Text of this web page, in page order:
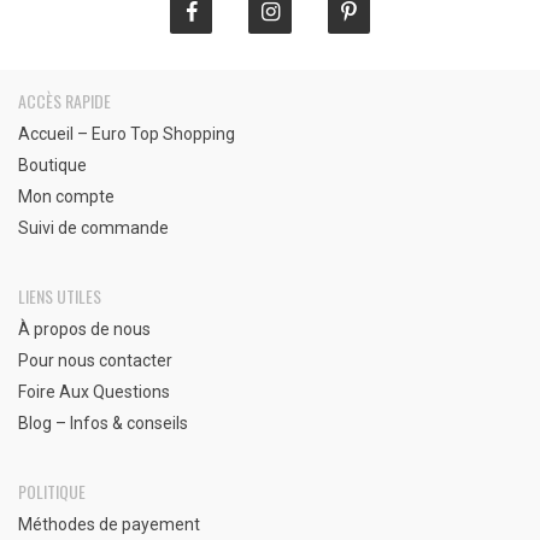
ACCÈS RAPIDE
Accueil – Euro Top Shopping
Boutique
Mon compte
Suivi de commande
LIENS UTILES
À propos de nous
Pour nous contacter
Foire Aux Questions
Blog – Infos & conseils
POLITIQUE
Méthodes de payement